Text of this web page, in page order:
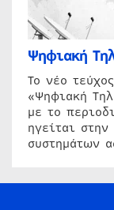
Ψηφιακή
Το νέο
«Ψηφιακή
με το
ηγείται
συστημάτων